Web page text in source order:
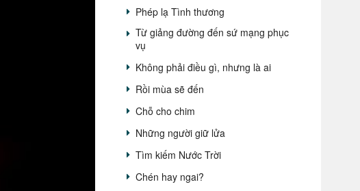
Phép lạ Tình thương
Từ giảng đường đến sứ mạng phục
vụ
Không phải điều gì, nhưng là ai
Rồi mùa sẽ đến
Chỗ cho chim
Những người giữ lửa
Tìm kiếm Nước Trời
Chén hay ngai?